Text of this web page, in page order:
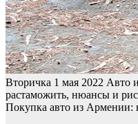
Вторичка 1 мая 2022 Авто
растаможить, нюансы и
Покупка авто из